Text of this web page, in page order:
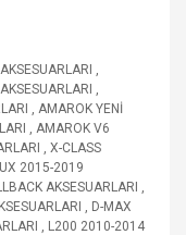
,
,
,AMAROK YENİ
,AMAROK V6
,X-CLASS
2015-2019
AKSESUARLARI ,
, D-MAX
, L200 2010-2014